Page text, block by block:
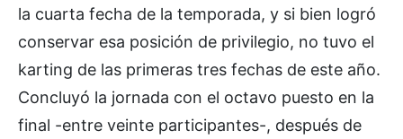
la cuarta fecha de la temporada, y si bien logró
conservar esa posición de privilegio, no tuvo el
karting de las primeras tres fechas de este año.
Concluyó la jornada con el octavo puesto en la
final -entre veinte participantes-, después de